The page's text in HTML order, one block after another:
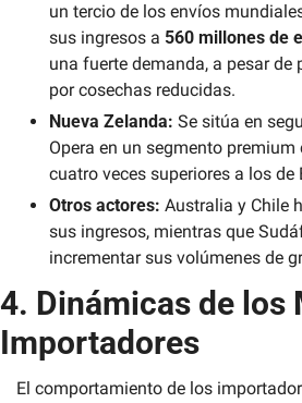
un tercio de los envíos
sus ingresos a 560 millones de
una fuerte demanda, a pesar de
por cosechas reducidas.
Nueva Zelanda: Se sitúa en
Opera en un segmento
cuatro veces superiores a los de
Otros actores: Australia y Chile
sus ingresos, mientras que
incrementar sus volúmenes de
4. Dinámicas de los
Importadores
El comportamiento de los